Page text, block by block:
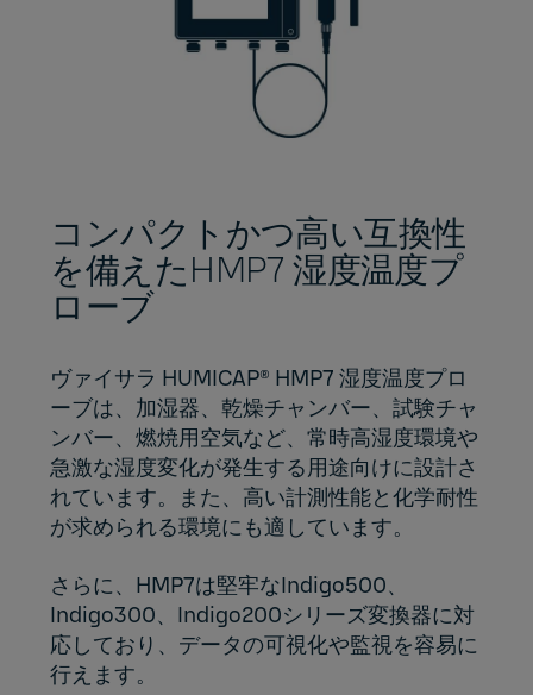
コンパクトかつ高い互換性
を備えたHMP7 湿度温度プ
ローブ
ヴァイサラ HUMICAP® HMP7 湿度温度プロ
ーブは、加湿器、乾燥チャンバー、試験チャ
ンバー、燃焼用空気など、常時高湿度環境や
急激な湿度変化が発生する用途向けに設計さ
れています。また、高い計測性能と化学耐性
が求められる環境にも適しています。
さらに、HMP7は堅牢なIndigo500、
Indigo300、 Indigo200シリーズ変換器に対
応しており、データの可視化や監視を容易に
行えます。